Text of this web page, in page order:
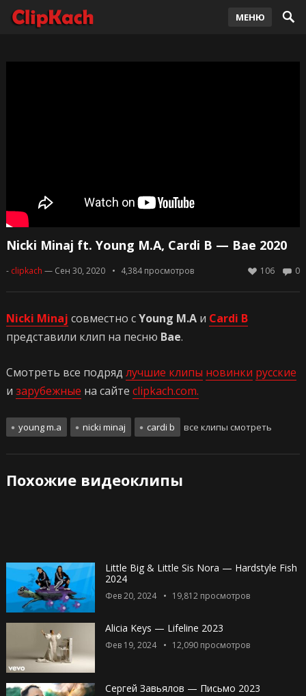
МЕНЮ
Nicki Minaj ft. Young M.A, Cardi B — Bae 2020
- clipkach — Сен 30, 2020 4,384просмотров 0
106
Nicki Minaj совместно сYoung M.Aи Cardi B
представили клип на песню Bae.
Смотреть все подряд лучшие клипы новинки русские
и зарубежные на сайте clipkach.com.
young m.a nicki minaj cardi b все клипы смотреть
Похожие видеоклипы
Little Big & Little Sis Nora — Hardstyle Fish
2024
Фев 20, 2024 19,812просмотров
Alicia Keys — Lifeline 2023
Фев 19, 2024 12,090просмотров
Сергей Завьялов — Письмо 2023